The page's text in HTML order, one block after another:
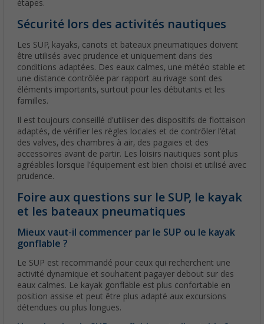
étapes.
Sécurité lors des activités nautiques
Les SUP, kayaks, canots et bateaux pneumatiques doivent
être utilisés avec prudence et uniquement dans des
conditions adaptées. Des eaux calmes, une météo stable et
une distance contrôlée par rapport au rivage sont des
éléments importants, surtout pour les débutants et les
familles.
Il est toujours conseillé d'utiliser des dispositifs de flottaison
adaptés, de vérifier les règles locales et de contrôler l'état
des valves, des chambres à air, des pagaies et des
accessoires avant de partir. Les loisirs nautiques sont plus
agréables lorsque l'équipement est bien choisi et utilisé avec
prudence.
Foire aux questions sur le SUP, le kayak
et les bateaux pneumatiques
Mieux vaut-il commencer par le SUP ou le kayak
gonflable ?
Le SUP est recommandé pour ceux qui recherchent une
activité dynamique et souhaitent pagayer debout sur des
eaux calmes. Le kayak gonflable est plus confortable en
position assise et peut être plus adapté aux excursions
détendues ou plus longues.